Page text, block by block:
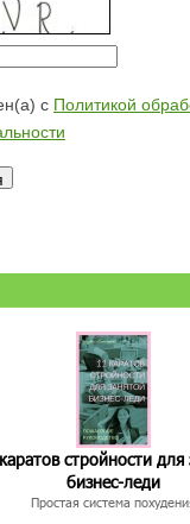
с Политикой
стройности для
бизнес-леди
Простая система